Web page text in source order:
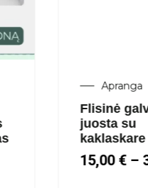
Apranga
Flisinė
juosta su
kaklaskare
15,00€ –